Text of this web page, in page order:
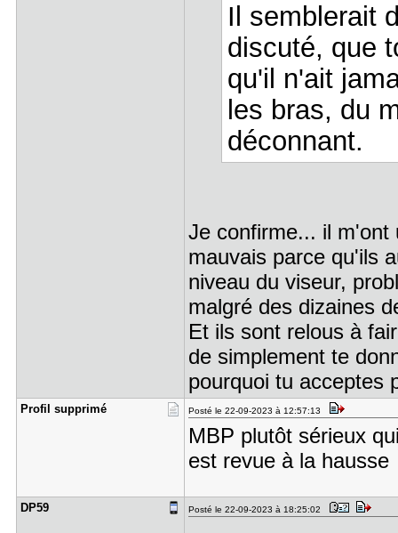
Il semblerait
discuté, que
qu'il n'ait
les bras, du
déconnant.
Je confirme... il m'ont
mauvais parce qu'ils
niveau du viseur,
malgré des dizaines
Et ils sont relous à
de simplement te
pourquoi tu acceptes
Profil sup​primé Posté le 22-09-2023 à 12:57:13
MBP plutôt sérieux
est revue à la hausse
DP59 Posté le 22-09-2023 à 18:25:02